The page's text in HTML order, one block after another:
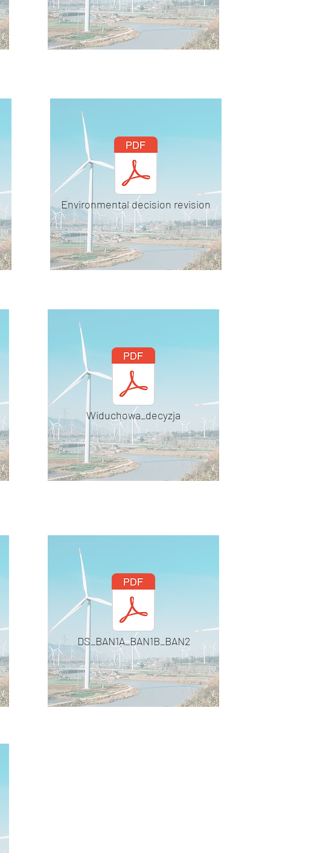
Environmental decision revision
Widuchowa_decyzja
DS_BAN1A_BAN1B_BAN2